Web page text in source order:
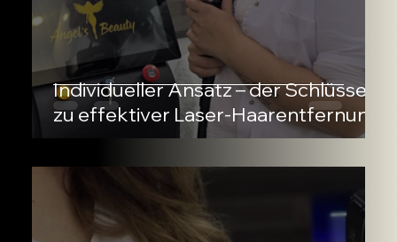
Individueller Ansatz – der Schlüssel
zu effektiver Laser-Haarentfernung